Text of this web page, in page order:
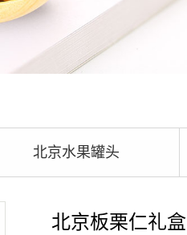
北京水果罐头
北京板栗仁礼盒